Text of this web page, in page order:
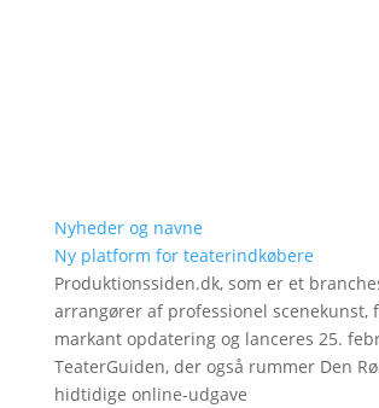
Nyheder og navne
Ny platform for teaterindkøbere
Produktionssiden.dk, som er et
arrangører af professionel scenekunst,
markant opdatering og lanceres 25.
TeaterGuiden, der også rummer Den
hidtidige online-udgave